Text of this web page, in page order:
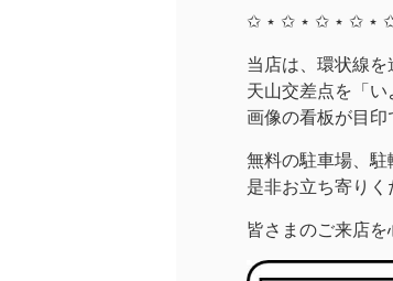
✩ ⋆ ✩ ⋆ ✩ ⋆ ✩ ⋆
当店は、環状線を
天山交差点を「
画像の看板が目印
無料の駐車場、駐
是非お立ち寄りく
皆さまのご来店